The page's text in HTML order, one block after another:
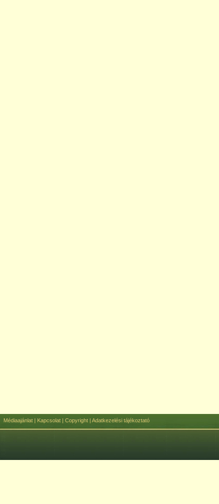
Médiaajánlat | Kapcsolat | Copyright | Adatkezelési tájékoztató